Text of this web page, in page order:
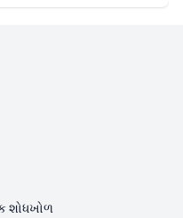
શોધખોળ